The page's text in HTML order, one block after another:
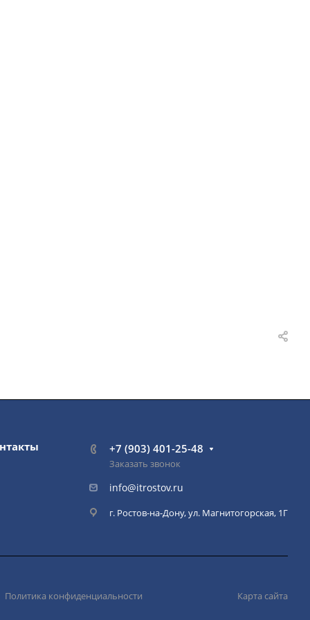
+7 (903) 401-25-48
Заказать звонок
info@itrostov.ru
г. Ростов-на-Дону, ул. Магнитогорская, 1Г
Политика конфиденциальности Карта сайта